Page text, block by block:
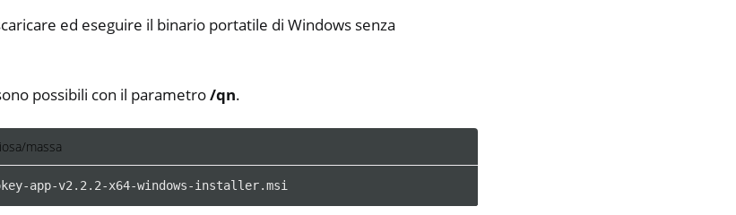
ed eseguire il binario portatile di Windows senza
possibili con il parametro/qn.
massa
app-v2. 2. 2-x64-windows-installer.msi